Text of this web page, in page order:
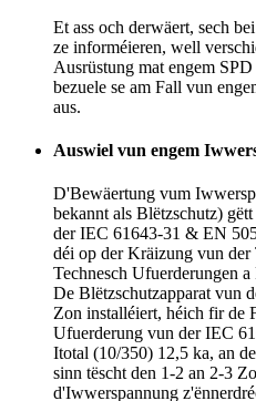
Et ass och derwäert, sech
ze informéieren, well
Ausrüstung mat engem
bezuele se am Fall vun
aus.
Auswiel vun engem
D'Bewäertung vum
bekannt als Blëtzschutz)
der IEC 61643-31 & EN
déi op der Kräizung vun der
Technesch Ufuerderungen
De Blëtzschutzapparat vun
Zon installéiert, héich fir de
Ufuerderung vun der IEC
Itotal (10/350) 12,5 ka, an
sinn tëscht den 1-2 an 2-3
d'Iwwerspannung